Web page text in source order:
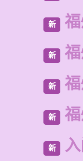
新
新
新
新
新